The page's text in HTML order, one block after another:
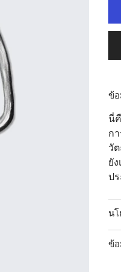
ข้
นี่
ก
วั
ยั
ป
นโ
ข้